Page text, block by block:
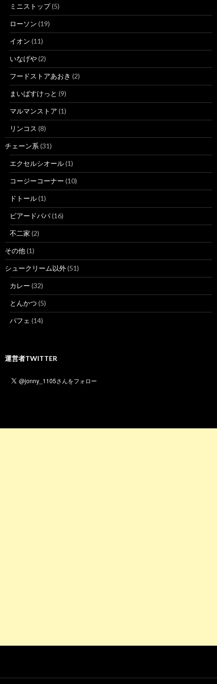
ミニストップ(5)
ローソン (19)
イオン (11)
いなげや(2)
フードストアあおき (2)
まいばすけっと (9)
マルマンストア (1)
リンコス (8)
チェーン系 (31)
エクセルシオール(1)
コージーコーナー (10)
ドトール(1)
ビアードパパ(16)
不二家 (2)
その他(1)
シュークリーム以外(51)
カレー (32)
とんかつ (5)
パフェ (14)
運営者TWITTER